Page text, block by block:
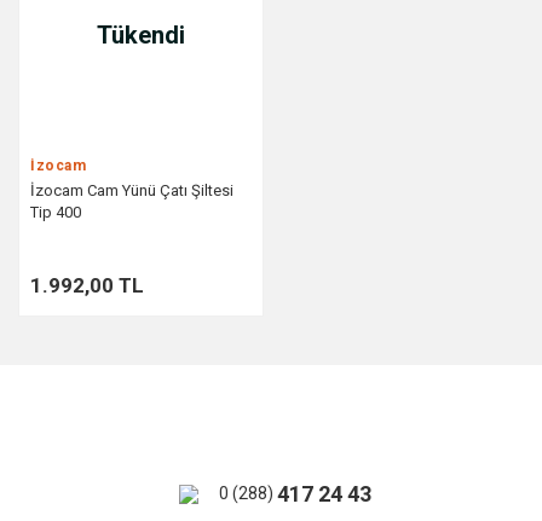
Tükendi
İzocam
İzocam Cam Yünü Çatı Şiltesi
Tip 400
1.992,00 TL
0 (288) 417 24 43